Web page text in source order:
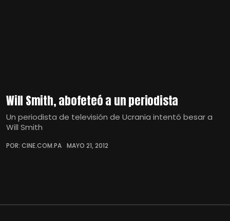
Will Smith, abofeteó a un periodista
Un periodista de televisión de Ucrania intentó besar a
Will Smith
POR: CINE.COM.PA MAYO 21, 2012